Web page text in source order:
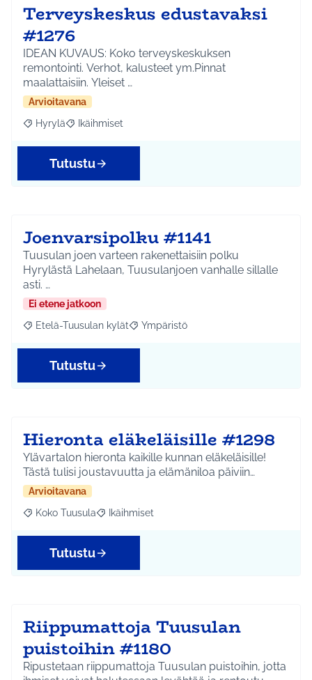
Terveyskeskus edustavaksi
#1276
IDEAN KUVAUS: Koko terveyskeskuksen
remontointi. Verhot, kalusteet ym.Pinnat
maalattaisiin. Yleiset …
Arvioitavana
Rajaa tulokset aihepiirin mukaan: Hyrylä
Hyrylä Rajaa tulokset teeman mukaan: Ikäihmiset
Ikäihmiset
Tutustu
Joenvarsipolku #1141
Tuusulan joen varteen rakenettaisiin polku
Hyrylästä Lahelaan, Tuusulanjoen vanhalle sillalle
asti. …
Ei etene jatkoon
Rajaa tulokset aihepiirin mukaan: Etelä-Tuusulan kylät
Etelä-Tuusulan kylät Rajaa tulokset teeman mukaan:
Ympäristö
Tutustu
Hieronta eläkeläisille #1298
Ylävartalon hieronta kaikille kunnan eläkeläisille!
Tästä tulisi joustavuutta ja elämäniloa päiviin…
Arvioitavana
Rajaa tulokset aihepiirin mukaan: Koko Tuusula
Koko Tuusula Rajaa tulokset teeman mukaan: Ikäihmiset
Ikäihmiset
Tutustu
Riippumattoja Tuusulan
puistoihin #1180
Ripustetaan riippumattoja Tuusulan puistoihin, jotta